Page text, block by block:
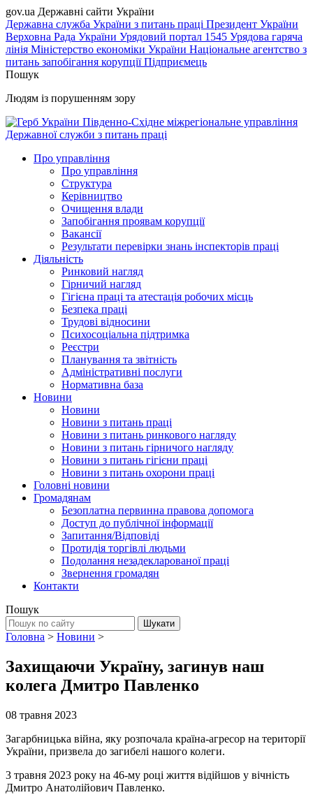
gov.ua Державні сайти України
Державна служба України з питань праці Президент України
Верховна Рада України Урядовий портал 1545 Урядова гаряча
лінія Міністерство економіки України Національне агентство з
питань запобігання корупціїПідприємець
Пошук
Людям із порушенням зору
Південно-Східне міжрегіональне управління
Державної служби з питань праці
Про управління
Про управління
Структура
Керівництво
Очищення влади
Запобігання проявам корупції
Вакансії
Результати перевірки знань інспекторів праці
Діяльність
Ринковий нагляд
Гірничий нагляд
Гігієна праці та атестація робочих місць
Безпека праці
Трудові відносини
Психосоціальна підтримка
Реєстри
Планування та звітність
Адміністративні послуги
Нормативна база
Новини
Новини
Новини з питань праці
Новини з питань ринкового нагляду
Новини з питань гірничого нагляду
Новини з питань гігієни праці
Новини з питань охорони праці
Головні новини
Громадянам
Безоплатна первинна правова допомога
Доступ до публічної інформації
Запитання/Відповіді
Протидія торгівлі людьми
Подолання незадекларованої праці
Звернення громадян
Контакти
Пошук
Головна > Новини >
Захищаючи Україну, загинув наш
колега Дмитро Павленко
08 травня 2023
Загарбницька війна, яку розпочала країна-агресор на території
України, призвела до загибелі нашого колеги.
3 травня 2023 року на 46-му році життя відійшов у вічність
Дмитро Анатолійович Павленко.